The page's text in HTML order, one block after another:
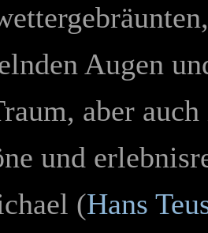
Augen
aber
und
(Hans